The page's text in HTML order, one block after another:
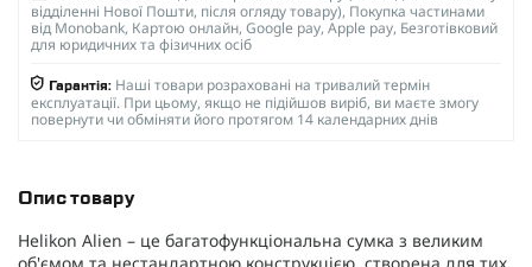
відділенні Нової Пошти, після огляду товару), Покупка частинами
від Monobank, Картою онлайн, Google pay, Apple pay, Безготівковий
для юридичних та фізичних осіб
Гарантія: Наші товари розраховані на тривалий термін
експлуатації. При цьому, якщо не підійшов виріб, ви маєте змогу
повернути чи обміняти його протягом 14 календарних днів
Опис товару
Helikon Alien – це багатофункціональна сумка з великим